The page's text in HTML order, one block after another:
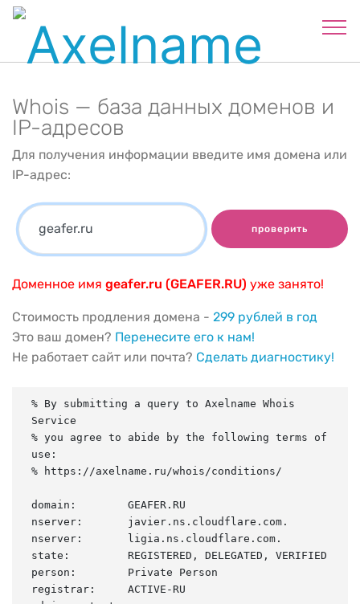
Whois — база данных доменов и
IP-адресов
Для получения информации введите имя домена или
IP-адрес:
проверить
Доменное имя geafer.ru (GEAFER.RU) уже занято!
Стоимость продления домена - 299 рублей в год
Это ваш домен? Перенесите его к нам!
Не работает сайт или почта? Сделать диагностику!
% By submitting a query to Axelname Whois
Service
% you agree to abide by the following terms of
use:
% https://axelname.ru/whois/conditions/
domain:        GEAFER.RU
nserver:       javier.ns.cloudflare.com.
nserver:       ligia.ns.cloudflare.com.
state:         REGISTERED, DELEGATED, VERIFIED
person:        Private Person
registrar:     ACTIVE-RU